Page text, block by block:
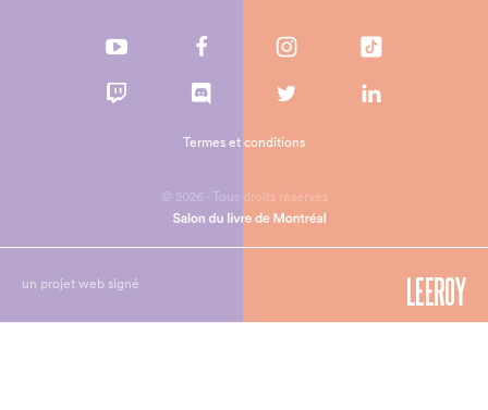
© 2026 - Tous droits réservés
Termes et conditions
un projet web signé